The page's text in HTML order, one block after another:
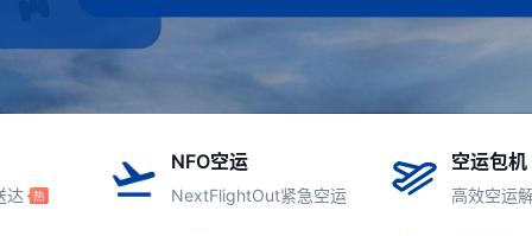
达
NFO空运
NextFlightOut紧急空运
空运包机
高效空运